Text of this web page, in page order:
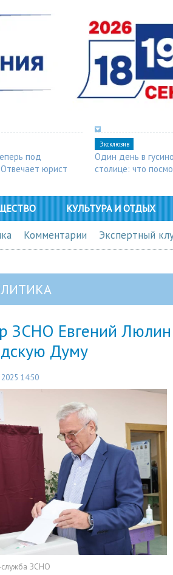
под
юрист
Эксклюзив
Один день в
столице: что
КУЛЬТУРА И ОТДЫХ
Комментарии Экспертный
ЗСНО Евгений
Думу
14:50
служба ЗСНО